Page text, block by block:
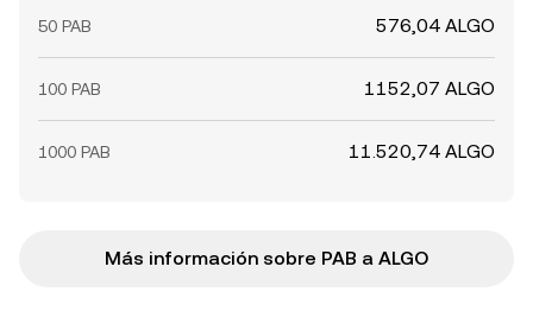
50 PAB 576,04 ALGO
100 PAB 1152,07 ALGO
1000 PAB 11.520,74 ALGO
Más información sobre PAB a ALGO